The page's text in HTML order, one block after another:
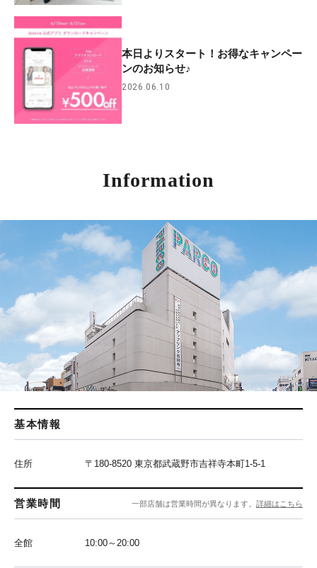
本日よりスタート！お得なキャンペー
ンのお知らせ♪
2026.06.10
Information
基本情報
住所 〒180-8520 東京都武蔵野市吉祥寺本町1-5-1
営業時間 一部店舗は営業時間が異なります。 詳細はこちら
全館 10:00～20:00